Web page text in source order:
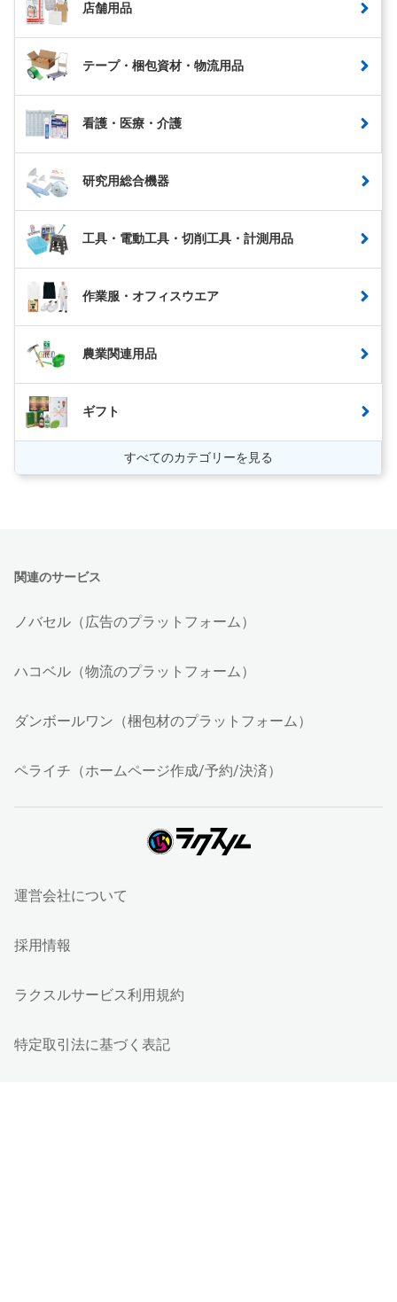
店舗用品
テープ・梱包資材・物流用品
看護・医療・介護
研究用総合機器
工具・電動工具・切削工具・計測用品
作業服・オフィスウエア
農業関連用品
ギフト
すべてのカテゴリーを見る
関連のサービス
ノバセル（広告のプラットフォーム）
ハコベル（物流のプラットフォーム）
ダンボールワン（梱包材のプラットフォーム）
ペライチ（ホームページ作成/予約/決済）
運営会社について
採用情報
ラクスルサービス利用規約
特定取引法に基づく表記